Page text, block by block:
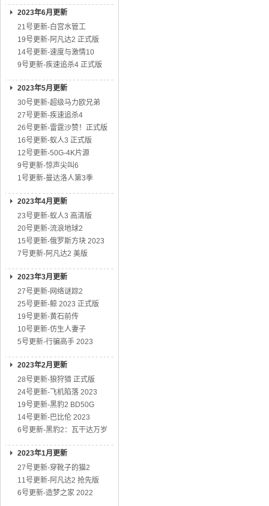
2023年6月更新
21号更新-白宫水管工
19号更新-阿凡达2 正式版
14号更新-速度与激情10
9号更新-疾速追杀4 正式版
2023年5月更新
30号更新-超级马力欧兄弟
27号更新-疾速追杀4
26号更新-雷霆沙赞！正式版
16号更新-蚁人3 正式版
12号更新-50G-4K片源
9号更新-惊声尖叫6
1号更新-曼达洛人第3季
2023年4月更新
23号更新-蚁人3 高清版
20号更新-流浪地球2
15号更新-俄罗斯方块 2023
7号更新-阿凡达2 美版
2023年3月更新
27号更新-网络谜踪2
25号更新-鲸 2023 正式版
19号更新-黄石前传
10号更新-仿生人妻子
5号更新-行骗高手 2023
2023年2月更新
28号更新-狼狩猎 正式版
24号更新-飞机陷落 2023
19号更新-黑豹2 BD50G
14号更新-巴比伦 2023
6号更新-黑豹2：瓦干达万岁
2023年1月更新
27号更新-穿靴子的猫2
11号更新-阿凡达2 抢先版
6号更新-造梦之家 2022